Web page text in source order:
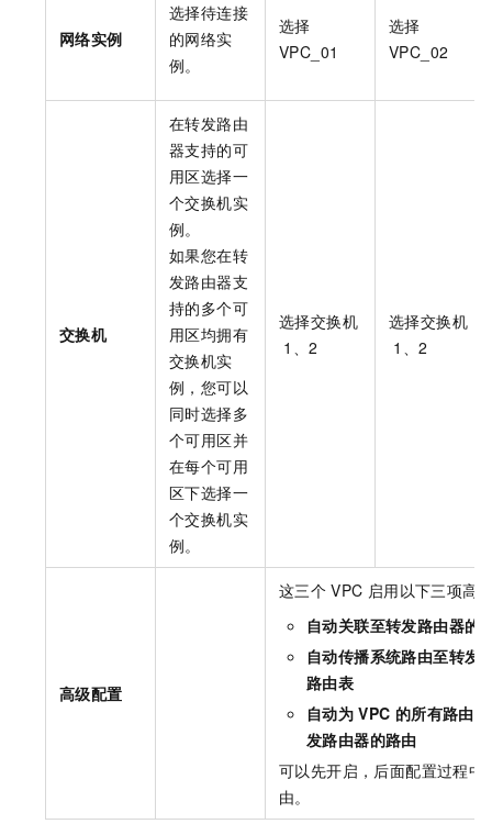
网络实例
选择待连接
的网络实
例。
选择
VPC_01
选择
VPC_02
交换机
在转发路由
器支持的可
用区选择一
个交换机实
例。
如果您在转
发路由器支
持的多个可
用区均拥有
交换机实
例，您可以
同时选择多
个可用区并
在每个可用
区下选择一
个交换机实
例。
选择交换机
1、2
选择交换机
1、2
高级配置
这三个 VPC 启用以下三项高
自动关联至转发路由器的
自动传播系统路由至转发
路由表
自动为 VPC 的所有路由
发路由器的路由
可以先开启，后面配置过程中
由。